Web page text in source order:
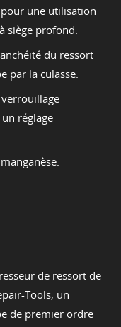
pour une utilisation
siège profond.
du ressort
par la culasse.
réglage
de ressort de
Tools, un
de premier ordre